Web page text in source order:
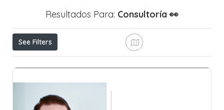
Resultados Para: Consultoría 👀
See Filters